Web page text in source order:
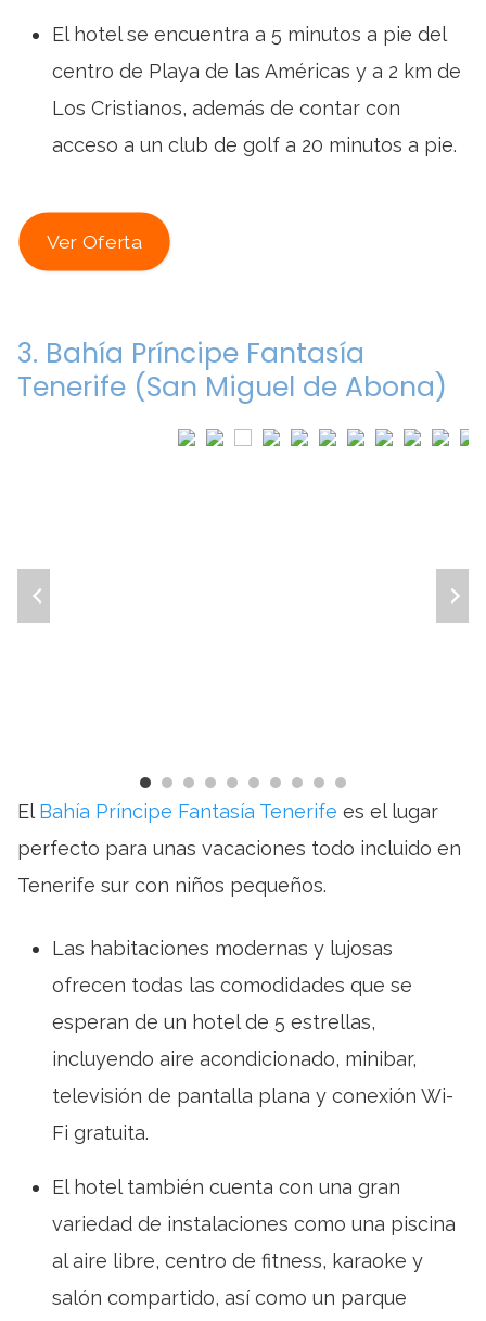
El hotel se encuentra a 5 minutos a pie del
centro de Playa de las Américas y a 2 km de
Los Cristianos, además de contar con
acceso a un club de golf a 20 minutos a pie.
Ver Oferta
3. Bahía Príncipe Fantasía
Tenerife (San Miguel de Abona)
ElBahía Príncipe Fantasía Tenerife es el lugar
perfecto para unas vacaciones todo incluido en
Tenerife sur con niños pequeños.
Las habitaciones modernas y lujosas
ofrecen todas las comodidades que se
esperan de un hotel de 5 estrellas,
incluyendo aire acondicionado, minibar,
televisión de pantalla plana y conexión Wi-
Fi gratuita.
El hotel también cuenta con una gran
variedad de instalaciones como una piscina
al aire libre, centro de fitness, karaoke y
salón compartido, así como un parque